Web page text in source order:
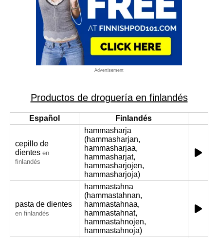
Advertisement
Productos de droguería en finlandés
Español Finlandés
cepillo de
dientes en
finlandés
hammasharja
(hammasharjan,
hammasharjaa,
hammasharjat,
hammasharjojen,
hammasharjoja)
pasta de dientes
en finlandés
hammastahna
(hammastahnan,
hammastahnaa,
hammastahnat,
hammastahnojen,
hammastahnoja)